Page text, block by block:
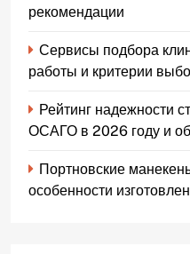
рекомендации
Сервисы подбора
работы и критерии
Рейтинг надежности
ОСАГО в 2026 году и
Портновские
особенности